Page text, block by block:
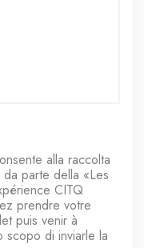
alla raccolta
parte della «Les
CITQ
prendre votre
puis venir à
scopo di inviarle la